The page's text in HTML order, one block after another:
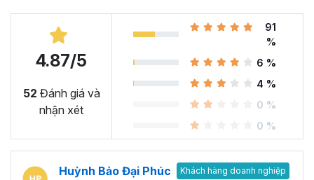
4.87/5
52 Đánh giá và
nhận xét
91
%
6 %
4 %
0 %
0 %
Huỳnh Bảo Đại Phúc Khách hàng doanh nghiệp